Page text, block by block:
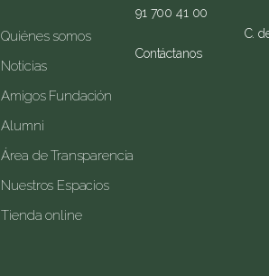
Quiénes somos
Noticias
Amigos Fundación
Alumni
Área de Transparencia
Nuestros Espacios
Tienda online
91 700 41 00
Contáctanos
C.